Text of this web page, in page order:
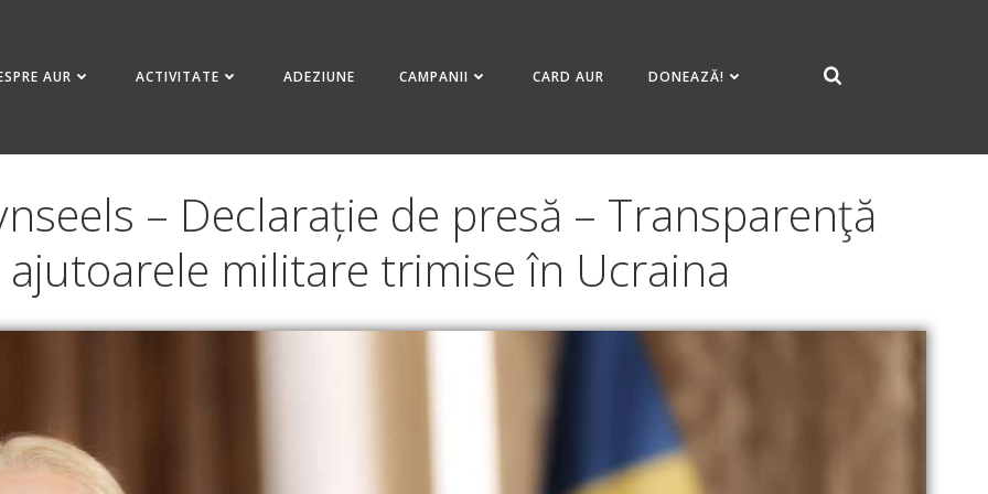
AUR ACTIVITATE ADEZIUNE CAMPANII CARD AUR DONEAZĂ!
– Declarație de presă – Transparenţă
militare trimise în Ucraina